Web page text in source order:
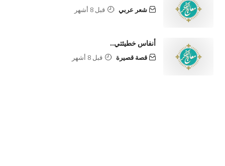
شعر عربي قبل 8 أشهر
أنفاس خطيئتي..
قصة قصيرة قبل 8 أشهر